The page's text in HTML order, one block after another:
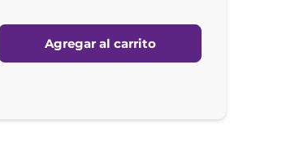
Agregar al carrito